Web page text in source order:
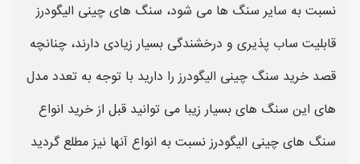
نسبت به سایر سنگ ها می شود، سنگ های چینی الیگودرز
قابلیت ساب پذیری و درخشندگی بسیار زیادی دارند، چنانچه
قصد خرید سنگ چینی الیگودرز را دارید با توجه به تعدد مدل
های این سنگ های بسیار زیبا می توانید قبل از خرید انواع
سنگ های چینی الیگودرز نسبت به انواع آنها نیز مطلع گردید